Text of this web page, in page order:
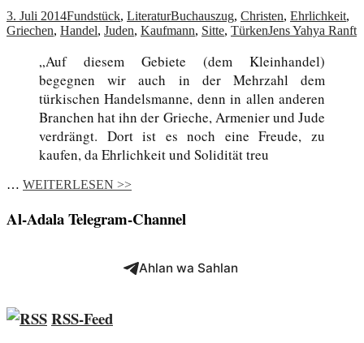
3. Juli 2014Fundstück, LiteraturBuchauszug, Christen, Ehrlichkeit,
Griechen, Handel, Juden, Kaufmann, Sitte, TürkenJens Yahya Ranft
„Auf diesem Gebiete (dem Kleinhandel)
begegnen wir auch in der Mehrzahl dem
türkischen Handelsmanne, denn in allen anderen
Branchen hat ihn der Grieche, Armenier und Jude
verdrängt. Dort ist es noch eine Freude, zu
kaufen, da Ehrlichkeit und Solidität treu
… WEITERLESEN >>
Al-Adala Telegram-Channel
Ahlan wa Sahlan
RSS-Feed